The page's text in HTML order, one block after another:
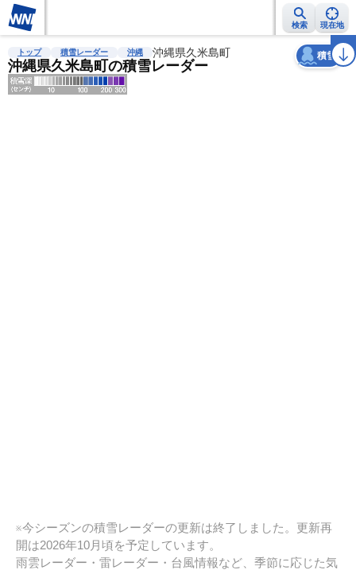
検索 現在地
雨雲レーダー 台風情報 地震情報 警報・注意報 2週間天気 ラ
トップ 積雪レーダー 沖縄 沖縄県久米島町
沖縄県久米島町の積雪レーダー
積雪
天気 台風
※今シーズンの積雪レーダーの更新は終了しました。更新再
開は2026年10月頃を予定しています。
雨雲レーダー・雷レーダー・台風情報など、季節に応じた気